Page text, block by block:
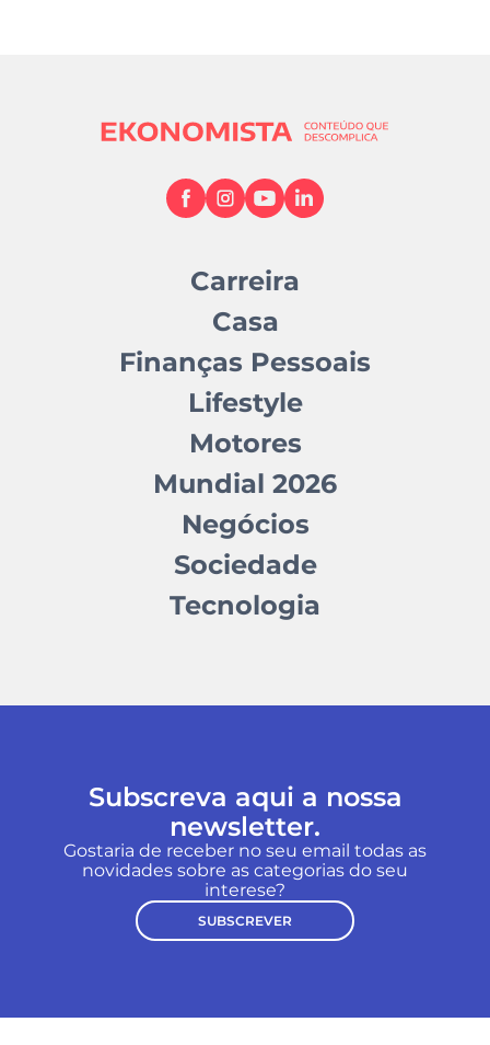
Carreira
Casa
Finanças Pessoais
Lifestyle
Motores
Mundial 2026
Negócios
Sociedade
Tecnologia
Subscreva aqui a nossa
newsletter.
Gostaria de receber no seu email todas as
novidades sobre as categorias do seu
interese?
SUBSCREVER